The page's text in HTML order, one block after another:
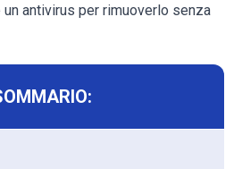
antivirus per rimuoverlo senza